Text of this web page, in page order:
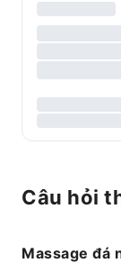
Câu hỏi
Massage đá